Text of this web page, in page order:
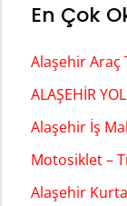
En Çok
Alaşehir Araç
ALAŞEHİR
Alaşehir İş
Motosiklet –
Alaşehir